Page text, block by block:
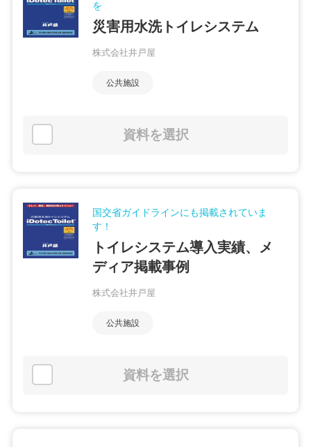
を
災害用水洗トイレシステム
株式会社井戸屋
公共施設
資料を選択
国交省ガイドラインにも掲載されていま
す！
トイレシステム導入実績、メ
ディア掲載事例
株式会社井戸屋
公共施設
資料を選択